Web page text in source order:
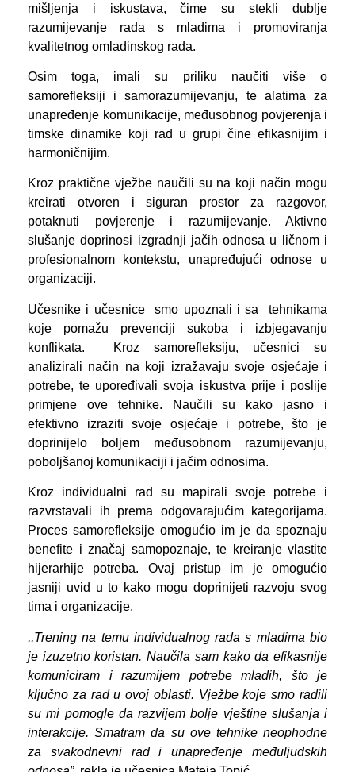
mišljenja i iskustava, čime su stekli dublje
razumijevanje rada s mladima i promoviranja
kvalitetnog omladinskog rada.
Osim toga, imali su priliku naučiti više o
samorefleksiji i samorazumijevanju, te alatima za
unapređenje komunikacije, međusobnog povjerenja i
timske dinamike koji rad u grupi čine efikasnijim i
harmoničnijim.
Kroz praktične vježbe naučili su na koji način mogu
kreirati otvoren i siguran prostor za razgovor,
potaknuti povjerenje i razumijevanje. Aktivno
slušanje doprinosi izgradnji jačih odnosa u ličnom i
profesionalnom kontekstu, unapređujući odnose u
organizaciji.
Učesnike i učesnice smo upoznali i sa tehnikama
koje pomažu prevenciji sukoba i izbjegavanju
konflikata. Kroz samorefleksiju, učesnici su
analizirali način na koji izražavaju svoje osjećaje i
potrebe, te upoređivali svoja iskustva prije i poslije
primjene ove tehnike. Naučili su kako jasno i
efektivno izraziti svoje osjećaje i potrebe, što je
doprinijelo boljem međusobnom razumijevanju,
poboljšanoj komunikaciji i jačim odnosima.
Kroz individualni rad su mapirali svoje potrebe i
razvrstavali ih prema odgovarajućim kategorijama.
Proces samorefleksije omogućio im je da spoznaju
benefite i značaj samopoznaje, te kreiranje vlastite
hijerarhije potreba. Ovaj pristup im je omogućio
jasniji uvid u to kako mogu doprinijeti razvoju svog
tima i organizacije.
,,Trening na temu individualnog rada s mladima bio
je izuzetno koristan. Naučila sam kako da efikasnije
komuniciram i razumijem potrebe mladih, što je
ključno za rad u ovoj oblasti. Vježbe koje smo radili
su mi pomogle da razvijem bolje vještine slušanja i
interakcije. Smatram da su ove tehnike neophodne
za svakodnevni rad i unapređenje međuljudskih